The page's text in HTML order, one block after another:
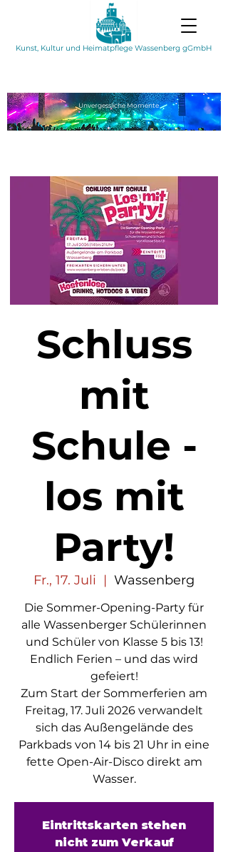
Kunst, Kultur und Heimatpflege Wassenberg gGmbH
UnvergesslicheMomente
Schluss
mit
Schule -
los mit
Party!
Fr., 17. Juli
  |
Wassenberg
Die Sommer-Opening-Party für
alle Wassenberger Schülerinnen
und Schüler von Klasse 5 bis 13!
Endlich Ferien – und das wird
gefeiert!
Zum Start der Sommerferien am
Freitag, 17. Juli 2026 verwandelt
sich das Außengelände des
Parkbads von 14 bis 21 Uhr in eine
fette Open-Air-Disco direkt am
Wasser.
Eintrittskarten stehen
nicht zum Verkauf